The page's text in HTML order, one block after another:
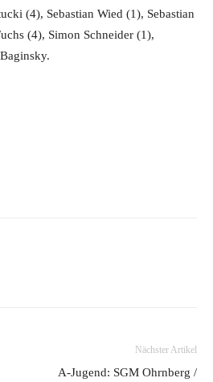
(4), Sebastian Wied (1), Sebastian
(4), Simon Schneider (1),
Nächster Artikel
A-Jugend: SGM Ohrnberg /